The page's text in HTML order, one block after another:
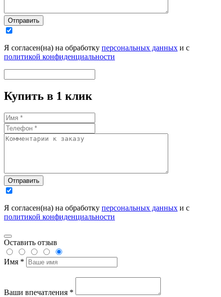
Отправить
Я согласен(на) на обработку персональных данных и с
политикой конфиденциальности
Купить в 1 клик
Отправить
Я согласен(на) на обработку персональных данных и с
политикой конфиденциальности
Оставить отзыв
Имя *
Ваши впечатления *